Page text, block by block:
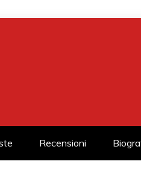
Recensioni